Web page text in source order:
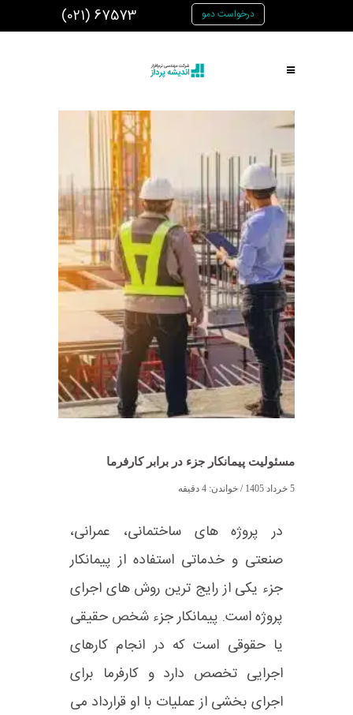
درخواست دمو (021) 67573
مسئولیت پیمانکار جزء در برابر کارفرما
5 خرداد 1405 / خواندن: 4 دقیقه
در پروژه های ساختمانی، عمرانی،
صنعتی و خدماتی استفاده از پیمانکار
جزء یکی از رایج ترین روش های اجرای
پروژه است. پیمانکار جزء شخص حقیقی
یا حقوقی است که در انجام کارهای
اجرایی تخصص دارد و کارفرما برای
اجرای بخشی از عملیات با او قرارداد می